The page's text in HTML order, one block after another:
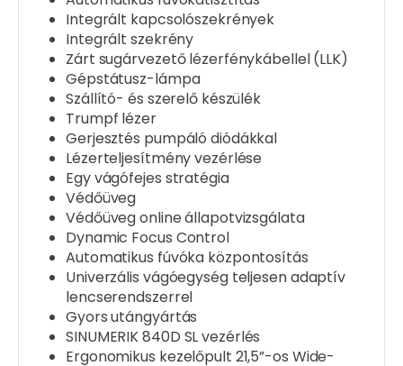
Integrált kapcsolószekrények
Integrált szekrény
Zárt sugárvezető lézerfénykábellel (LLK)
Gépstátusz-lámpa
Szállító- és szerelő készülék
Trumpf lézer
Gerjesztés pumpáló diódákkal
Lézerteljesítmény vezérlése
Egy vágófejes stratégia
Védőüveg
Védőüveg online állapotvizsgálata
Dynamic Focus Control
Automatikus fúvóka központosítás
Univerzális vágóegység teljesen adaptív
lencserendszerrel
Gyors utángyártás
SINUMERIK 840D SL vezérlés
Ergonomikus kezelőpult 21,5”-os Wide-